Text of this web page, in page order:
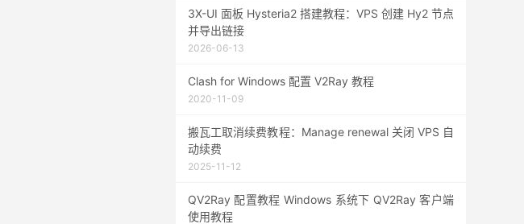
3X-UI 面板 Hysteria2 搭建教程：VPS 创建 Hy2 节点
并导出链接
2026-06-13
Clash for Windows 配置 V2Ray 教程
2020-11-09
搬瓦工取消续费教程：Manage renewal 关闭 VPS 自
动续费
2025-11-12
QV2Ray 配置教程 Windows 系统下 QV2Ray 客户端
使用教程